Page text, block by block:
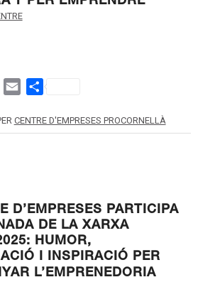
Facebook
EmailShare
CENTRE D'EMPRESES PROCORNELLÀ
D’EMPRESES PARTICIPA
DE LA XARXA
HUMOR,
I INSPIRACIÓ PER
L’EMPRENEDORIA